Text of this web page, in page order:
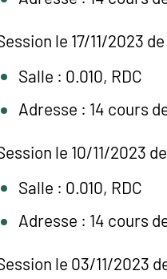
le 17/11/2023
Salle : 0.010, RDC
Adresse : 14 cours
le 10/11/2023
Salle : 0.010, RDC
Adresse : 14 cours
le 03/11/2023